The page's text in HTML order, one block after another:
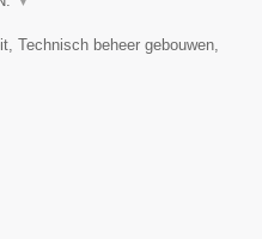
Technisch beheer gebouwen,